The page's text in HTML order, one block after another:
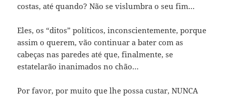
costas, até quando? Não se vislumbra o seu fim…
Eles, os “ditos” políticos, inconscientemente, porque
assim o querem, vão continuar a bater com as
cabeças nas paredes até que, finalmente, se
estatelarão inanimados no chão…
Por favor, por muito que lhe possa custar, NUNCA